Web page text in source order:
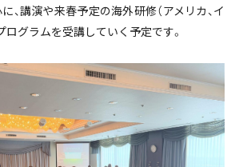
、講演や来春予定の海外研修（アメリカ、イ
ログラムを受講していく予定です。